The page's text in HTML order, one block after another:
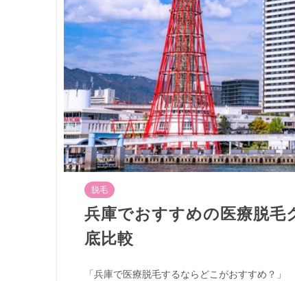
脱毛
兵庫でおすすめの医療脱毛
底比較
「兵庫で医療脱毛するならどこがおすすめ？」